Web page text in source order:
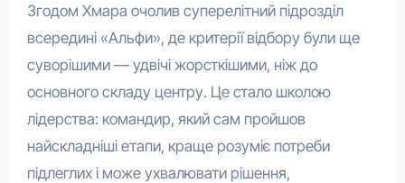
Згодом Хмара очолив суперелітний підрозділ
всередині «Альфи», де критерії відбору були ще
суворішими — удвічі жорсткішими, ніж до
основного складу центру. Це стало школою
лідерства: командир, який сам пройшов
найскладніші етапи, краще розуміє потреби
підлеглих і може ухвалювати рішення,